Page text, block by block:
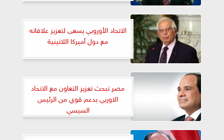
الاتحاد الأوروبي يسعى لتعزيز علاقاته
مع دول أميركا اللاتينية
مصر تبحث تعزيز التعاون مع الاتحاد
الاوربي بدعم قوي من الرئيس
السيسي